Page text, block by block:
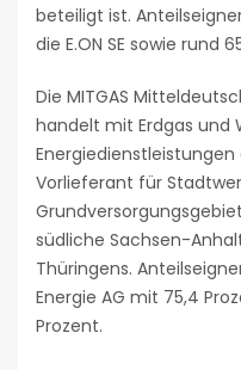
beteiligt ist.
die E.ON SE sowie rund
Die MITGAS
handelt mit Erdgas und
Energiedienstleistungen
Vorlieferant für
südliche Sachsen-
Thüringens.
Energie AG mit 75,4
Prozent.